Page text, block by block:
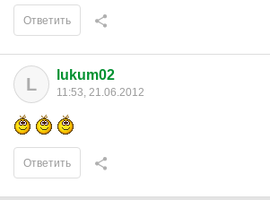
Ответить
L lukum02
11:53, 21.06.2012
Ответить